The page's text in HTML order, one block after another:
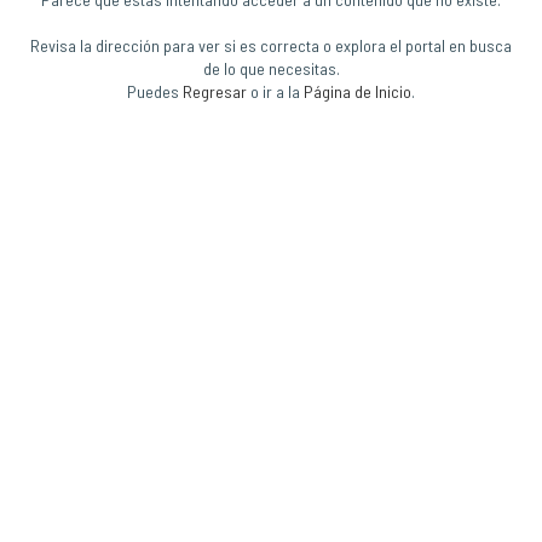
Revisa la dirección para ver si es correcta o explora el portal en busca
de lo que necesitas.
Puedes Regresar o ir a la Página de Inicio.